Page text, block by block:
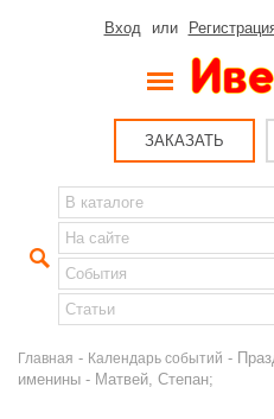
Вход или
ЗАКАЗАТЬ
Главная - Календарь событий -
именины - Матвей, Степан;